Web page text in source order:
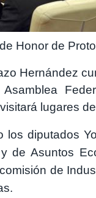
Honor de
Hernández
lugares
los diputados
de Asuntos
de